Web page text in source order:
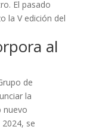
El pasado
la V edición del
al
de
la
nuevo
se